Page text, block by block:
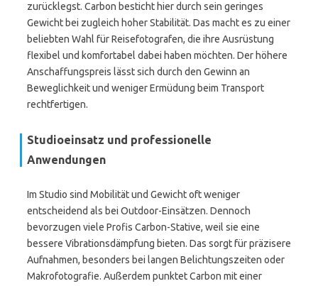
zurücklegst. Carbon besticht hier durch sein geringes
Gewicht bei zugleich hoher Stabilität. Das macht es zu einer
beliebten Wahl für Reisefotografen, die ihre Ausrüstung
flexibel und komfortabel dabei haben möchten. Der höhere
Anschaffungspreis lässt sich durch den Gewinn an
Beweglichkeit und weniger Ermüdung beim Transport
rechtfertigen.
Studioeinsatz und professionelle
Anwendungen
Im Studio sind Mobilität und Gewicht oft weniger
entscheidend als bei Outdoor-Einsätzen. Dennoch
bevorzugen viele Profis Carbon-Stative, weil sie eine
bessere Vibrationsdämpfung bieten. Das sorgt für präzisere
Aufnahmen, besonders bei langen Belichtungszeiten oder
Makrofotografie. Außerdem punktet Carbon mit einer